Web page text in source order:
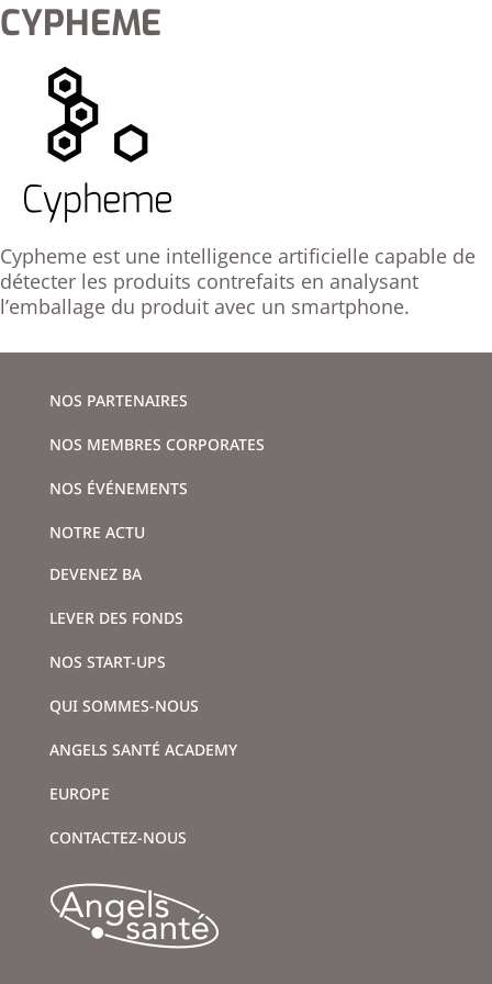
CYPHEME
Cypheme est une intelligence artificielle capable de
détecter les produits contrefaits en analysant
l’emballage du produit avec un smartphone.
NOS PARTENAIRES
NOS MEMBRES CORPORATES
NOS ÉVÉNEMENTS
NOTRE ACTU
DEVENEZ BA
LEVER DES FONDS
NOS START-UPS
QUI SOMMES-NOUS
ANGELS SANTÉ ACADEMY
EUROPE
CONTACTEZ-NOUS